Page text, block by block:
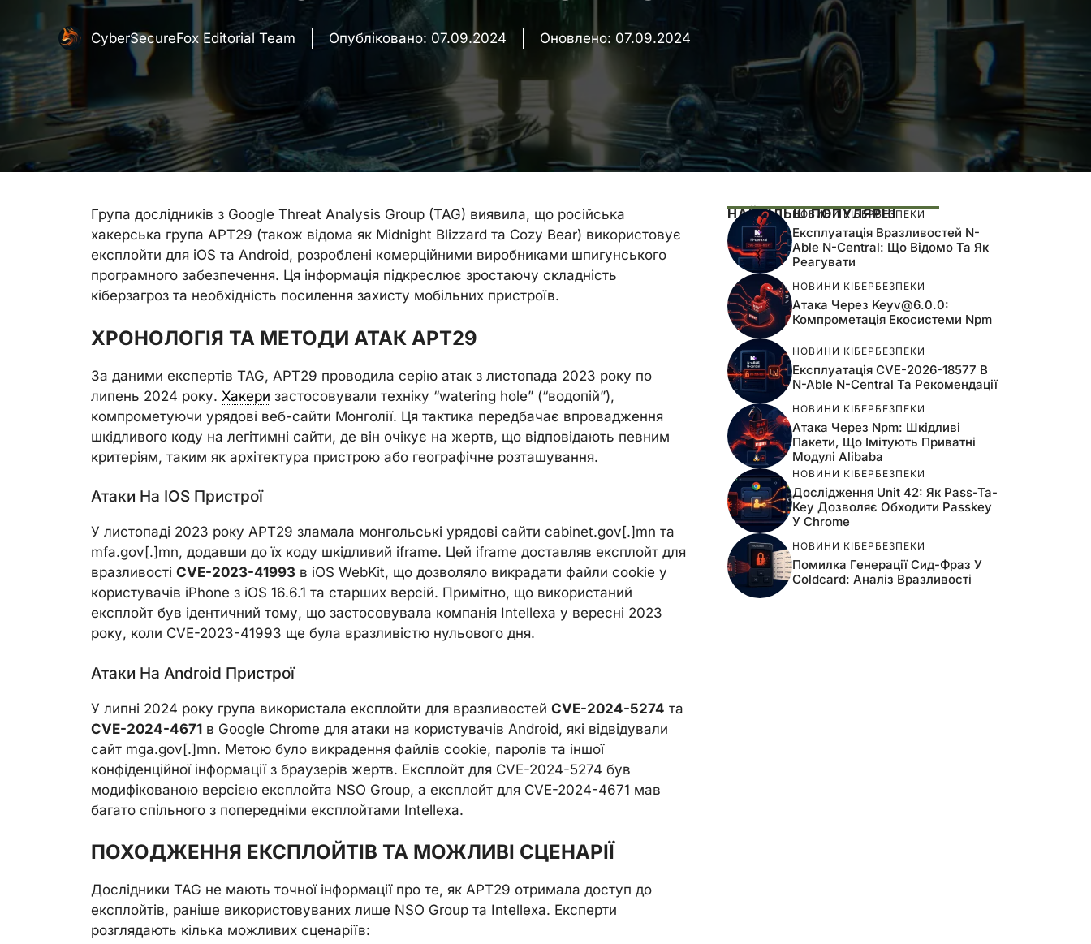
CyberSecureFox Editorial Team Опубліковано: 07.09.2024 Оновлено: 07.09.2024
Група дослідників з Google Threat Analysis Group (TAG) виявила, що російська
хакерська група APT29 (також відома як Midnight Blizzard та Cozy Bear) використовує
експлойти для iOS та Android, розроблені комерційними виробниками шпигунського
програмного забезпечення. Ця інформація підкреслює зростаючу складність
кіберзагроз та необхідність посилення захисту мобільних пристроїв.
ХРОНОЛОГІЯ ТА МЕТОДИ АТАК APT29
За даними експертів TAG, APT29 проводила серію атак з листопада 2023 року по
липень 2024 року. Хакери застосовували техніку “watering hole” (“водопій”),
компрометуючи урядові веб-сайти Монголії. Ця тактика передбачає впровадження
шкідливого коду на легітимні сайти, де він очікує на жертв, що відповідають певним
критеріям, таким як архітектура пристрою або географічне розташування.
Атаки На IOS Пристрої
У листопаді 2023 року APT29 зламала монгольські урядові сайти cabinet.gov[.]mn та
mfa.gov[.]mn, додавши до їх коду шкідливий iframe. Цей iframe доставляв експлойт для
вразливості CVE-2023-41993 в iOS WebKit, що дозволяло викрадати файли cookie у
користувачів iPhone з iOS 16.6.1 та старших версій. Примітно, що використаний
експлойт був ідентичний тому, що застосовувала компанія Intellexa у вересні 2023
року, коли CVE-2023-41993 ще була вразливістю нульового дня.
Атаки На Android Пристрої
У липні 2024 року група використала експлойти для вразливостей CVE-2024-5274 та
CVE-2024-4671 в Google Chrome для атаки на користувачів Android, які відвідували
сайт mga.gov[.]mn. Метою було викрадення файлів cookie, паролів та іншої
конфіденційної інформації з браузерів жертв. Експлойт для CVE-2024-5274 був
модифікованою версією експлойта NSO Group, а експлойт для CVE-2024-4671 мав
багато спільного з попередніми експлойтами Intellexa.
ПОХОДЖЕННЯ ЕКСПЛОЙТІВ ТА МОЖЛИВІ СЦЕНАРІЇ
Дослідники TAG не мають точної інформації про те, як APT29 отримала доступ до
експлойтів, раніше використовуваних лише NSO Group та Intellexa. Експерти
розглядають кілька можливих сценаріїв:
НАЙБІЛЬШ ПОПУЛЯРНІ
НОВИНИ КІБЕРБЕЗПЕКИ
Експлуатація Вразливостей N-
Able N-Central: Що Відомо Та Як
Реагувати
НОВИНИ КІБЕРБЕЗПЕКИ
Атака Через Keyv@6.0.0:
Компрометація Екосистеми Npm
НОВИНИ КІБЕРБЕЗПЕКИ
Експлуатація CVE-2026-18577 В
N-Able N-Central Та Рекомендації
НОВИНИ КІБЕРБЕЗПЕКИ
Атака Через Npm: Шкідливі
Пакети, Що Імітують Приватні
Модулі Alibaba
НОВИНИ КІБЕРБЕЗПЕКИ
Дослідження Unit 42: Як Pass-Ta-
Key Дозволяє Обходити Passkey
У Chrome
НОВИНИ КІБЕРБЕЗПЕКИ
Помилка Генерації Сид-Фраз У
Coldcard: Аналіз Вразливості